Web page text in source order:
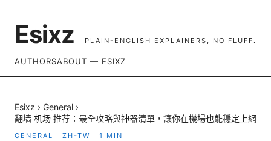
Esixz PLAIN-ENGLISH EXPLAINERS, NO FLUFF.
AUTHORSABOUT — ESIXZ
Esixz › General ›
翻墙 机场 推荐：最全攻略與神器清單，讓你在機場也能穩定上網
GENERAL · ZH-TW · 1 MIN